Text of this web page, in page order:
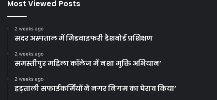
Most Viewed Posts
2 weeks ago
सदर अस्पताल में मिडवाइफरी डैशबोर्ड प्रशिक्षण
2 weeks ago
समस्तीपुर महिला कॉलेज में नशा मुक्ति अभियान’
2 weeks ago
हड़ताली सफाईकर्मियों ने नगर निगम का घेराव किया’